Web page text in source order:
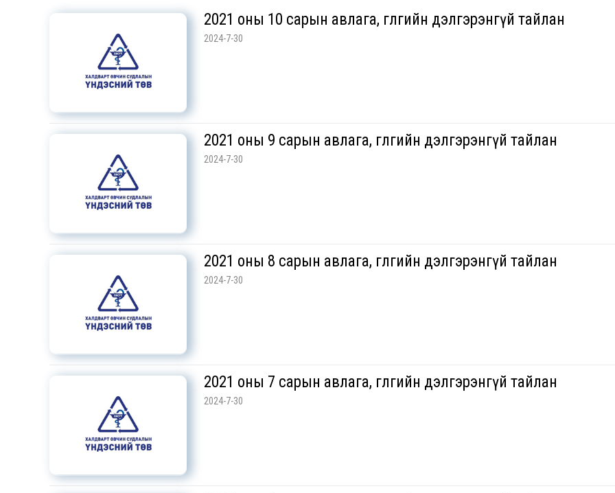
2021 оны 10 сарын авлага, өглөгийн дэлгэрэнгүй тайлан
2024-7-30
2021 оны 9 сарын авлага, өглөгийн дэлгэрэнгүй тайлан
2024-7-30
2021 оны 8 сарын авлага, өглөгийн дэлгэрэнгүй тайлан
2024-7-30
2021 оны 7 сарын авлага, өглөгийн дэлгэрэнгүй тайлан
2024-7-30